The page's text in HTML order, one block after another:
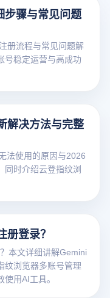
骤与常见问题
册流程与常见问题解
号稳定运营与高成功
解决方法与完整
法使用的原因与2026
同时介绍云登指纹浏
登录？
本文详细讲解Gemini
纹浏览器多账号管理
用AI工具。